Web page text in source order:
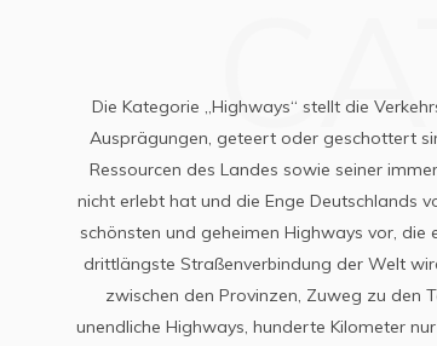
Die Kategorie „Highways“ stellt die
Ausprägungen, geteert oder geschottert
Ressourcen des Landes sowie seiner
nicht erlebt hat und die Enge Deutschlands
schönsten und geheimen Highways vor,
drittlängste Straßenverbindung der Welt
zwischen den Provinzen, Zuweg zu den
unendliche Highways, hunderte Kilometer